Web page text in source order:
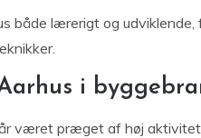
både lærerigt og udviklende,
i
været præget af høj